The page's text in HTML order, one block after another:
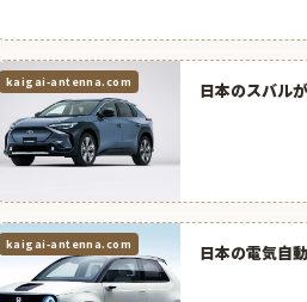
kaigai-antenna.com 日本のスバル
kaigai-antenna.com 日本の電気自